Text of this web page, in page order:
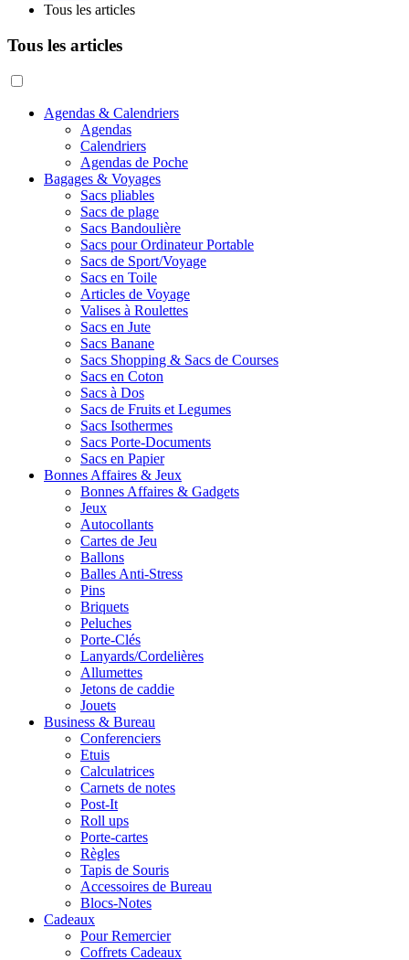
Tous les articles
Tous les articles
Agendas & Calendriers
Agendas
Calendriers
Agendas de Poche
Bagages & Voyages
Sacs pliables
Sacs de plage
Sacs Bandoulière
Sacs pour Ordinateur Portable
Sacs de Sport/Voyage
Sacs en Toile
Articles de Voyage
Valises à Roulettes
Sacs en Jute
Sacs Banane
Sacs Shopping & Sacs de Courses
Sacs en Coton
Sacs à Dos
Sacs de Fruits et Legumes
Sacs Isothermes
Sacs Porte-Documents
Sacs en Papier
Bonnes Affaires & Jeux
Bonnes Affaires & Gadgets
Jeux
Autocollants
Cartes de Jeu
Ballons
Balles Anti-Stress
Pins
Briquets
Peluches
Porte-Clés
Lanyards/Cordelières
Allumettes
Jetons de caddie
Jouets
Business & Bureau
Conferenciers
Etuis
Calculatrices
Carnets de notes
Post-It
Roll ups
Porte-cartes
Règles
Tapis de Souris
Accessoires de Bureau
Blocs-Notes
Cadeaux
Pour Remercier
Coffrets Cadeaux